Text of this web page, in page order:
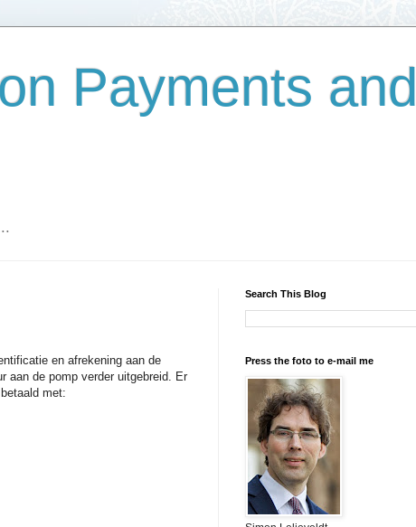
Payments and
en afrekening aan de
aan de pomp verder uitgebreid. Er
met:
Search This Blog
Press the foto to e-mail me